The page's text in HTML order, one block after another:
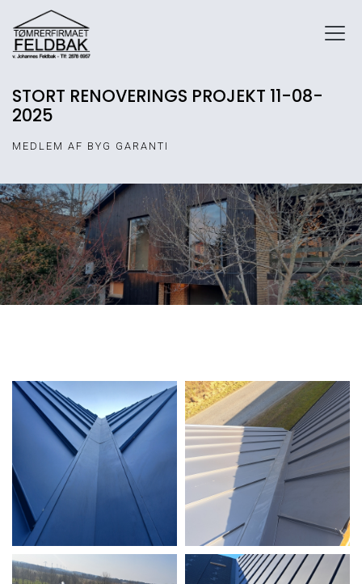
hovedindhold
STORT RENOVERINGS PROJEKT 11-08-
2025
MEDLEM AF BYG GARANTI